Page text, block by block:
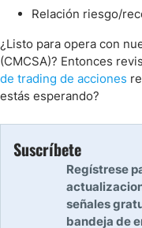
Relación riesgo/
¿Listo para opera con
(CMCSA)? Entonces
de trading de acciones
estás esperando?
Suscríbete
Regístrese
señales
bandeja de